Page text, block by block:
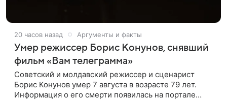
20 часов назад Аргументы и факты
Умер режиссер Борис Конунов, снявший
фильм «Вам телеграмма»
Советский и молдавский режиссер и сценарист
Борис Конунов умер 7 августа в возрасте 79 лет.
Информация о его смерти появилась на портале